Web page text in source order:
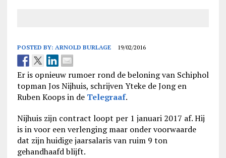
POSTED BY: ARNOLD BURLAGE 19/02/2016
Er is opnieuw rumoer rond de beloning van Schiphol
topman Jos Nijhuis, schrijven Yteke de Jong en
Ruben Koops in de Telegraaf.
Nijhuis zijn contract loopt per 1 januari 2017 af. Hij
is in voor een verlenging maar onder voorwaarde
dat zijn huidige jaarsalaris van ruim 9 ton
gehandhaafd blijft.